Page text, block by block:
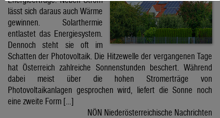
lässt sich daraus auch Wärme
gewinnen. Solarthermie
entlastet das Energiesystem.
Dennoch steht sie oft im
Schatten der Photovoltaik. Die Hitzewelle der vergangenen Tage
hat Österreich zahlreiche Sonnenstunden beschert. Während
dabei meist über die hohen Stromerträge von
Photovoltaikanlagen gesprochen wird, liefert die Sonne noch
eine zweite Form […]
NÖN Niederösterreichische Nachrichten